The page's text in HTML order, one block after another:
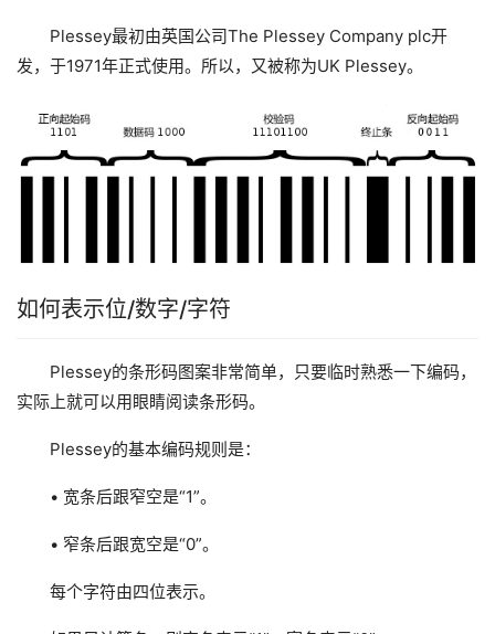
Plessey最初由英国公司The Plessey Company plc开
发，于1971年正式使用。所以，又被称为UK Plessey。
如何表示位/数字/字符
Plessey的条形码图案非常简单，只要临时熟悉一下编码，
实际上就可以用眼睛阅读条形码。
Plessey的基本编码规则是：
• 宽条后跟窄空是“1”。
• 窄条后跟宽空是“0”。
每个字符由四位表示。